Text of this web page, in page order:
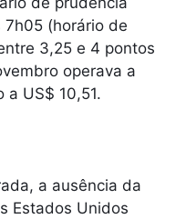
(horário de
3,25 e 4 pontos
operava a
a US$ 10,51.
a ausência da
Estados Unidos